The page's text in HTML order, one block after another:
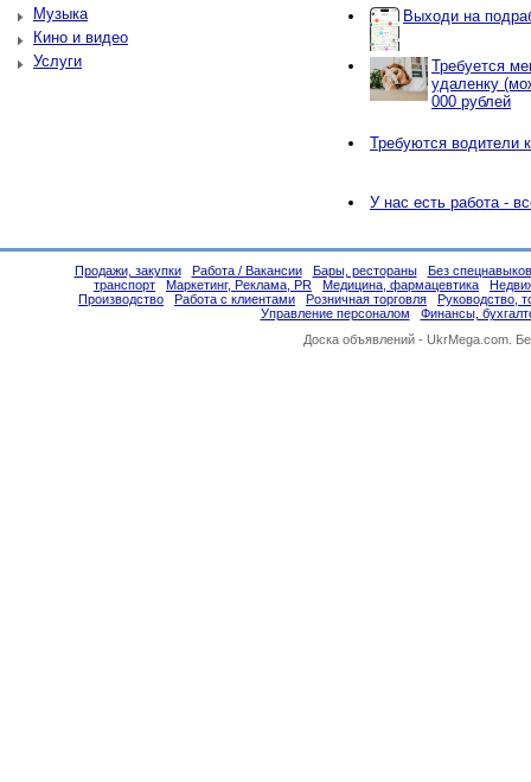
Музыка
Кино и видео
Услуги
Выходи на
Требуется
удаленку
000 рублей
Требуются водители
У нас есть работа -
Продажи, закупки Работа / Вакансии Бары, рестораны
Без
транспорт
Маркетинг, Реклама, PR Медицина, фармацевтика
Производство
Работа с клиентами Розничная торговля
Руководство,
Управление персоналом
Финансы,
Доска объявлений - UkrMega.com.